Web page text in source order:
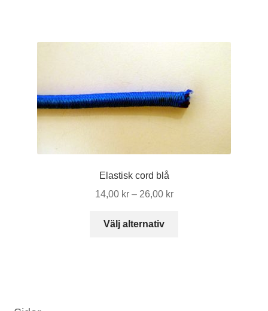
Elastisk cord blå
14,00 kr – 26,00 krPrisintervall:
Välj alternativ